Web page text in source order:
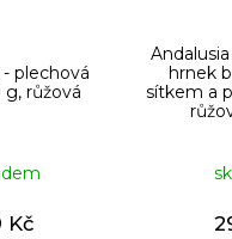
plechová
g, růžová
Kč
hrnek
sítkem a